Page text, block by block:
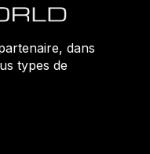
dans
types de